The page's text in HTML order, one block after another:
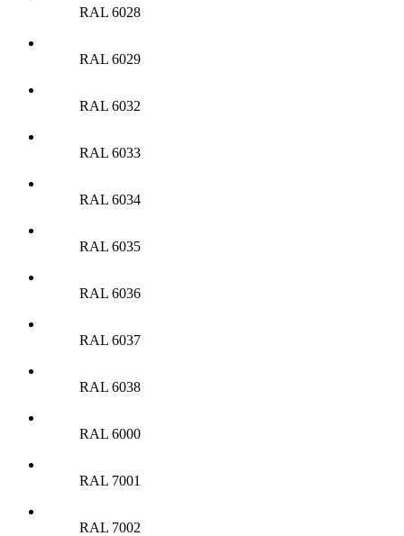
RAL 6028
RAL 6029
RAL 6032
RAL 6033
RAL 6034
RAL 6035
RAL 6036
RAL 6037
RAL 6038
RAL 6000
RAL 7001
RAL 7002